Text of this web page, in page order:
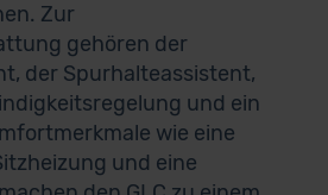
Zur
gehören der
der Spurhalteassistent,
und ein
wie eine
und eine